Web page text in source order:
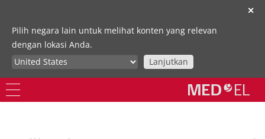
✕
Pilih negara lain untuk melihat konten yang relevan
dengan lokasi Anda.
Lanjutkan